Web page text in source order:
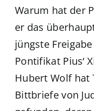
Warum hat der
er das
jüngste
Pontifikat Pius‘
Hubert Wolf hat
Bittbriefe von